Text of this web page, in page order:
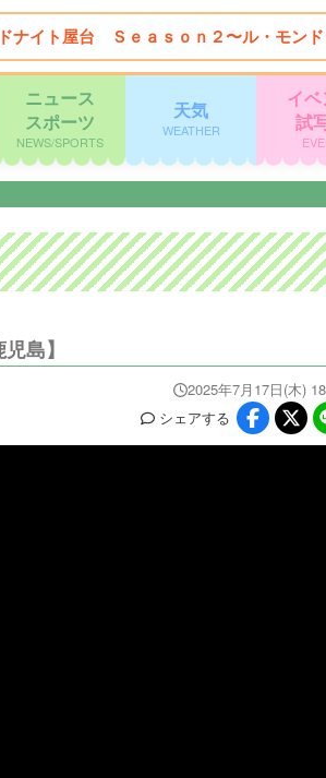
ナイト屋台 Ｓｅａｓｏｎ２〜ル・モン
ニュース
スポーツ
NEWS/SPORTS
天気
WEATHER
イ
試
島】
2025年7月17日(木)
シェアする